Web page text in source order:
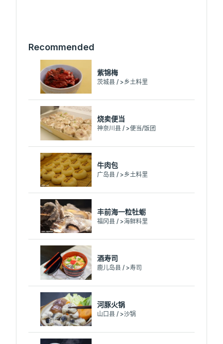
Recommended
紫锦梅
茨城县 / >乡土料里
烧卖便当
神奈川县 / >便当/饭团
牛肉包
广岛县 / >乡土料里
丰前海一粒牡蛎
福冈县 / >海鲜料里
酒寿司
鹿儿岛县 / >寿司
河豚火锅
山口县 / >沙锅